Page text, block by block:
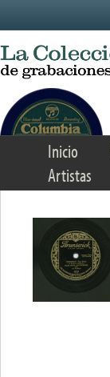
Inicio
Artistas